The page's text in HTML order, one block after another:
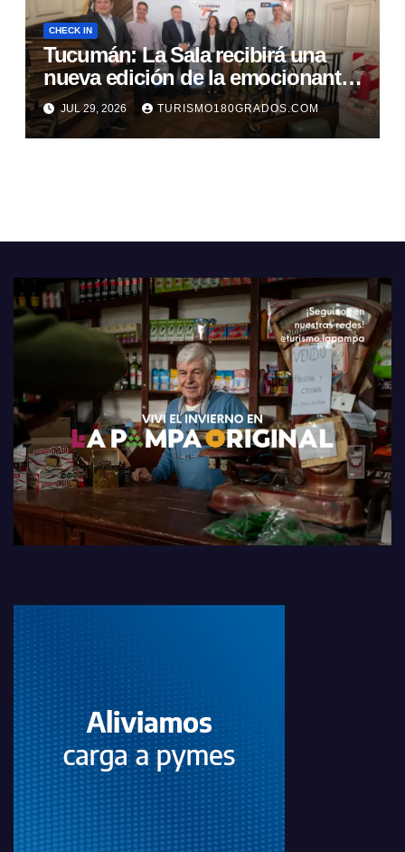
CHECK IN
Tucumán: La Sala recibirá una
nueva edición de la emocionante
Carrera TT
JUL 29, 2026 TURISMO180GRADOS.COM